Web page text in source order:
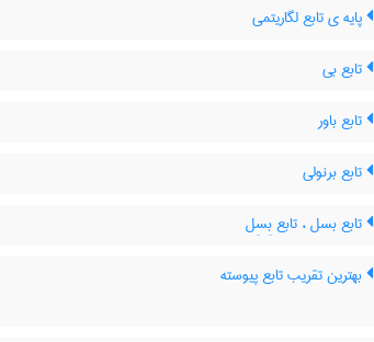
پایه ی تابع لگاریتمی
تابع بی
تابع باور
تابع برنولی
تابع بسل ، تابع بِسِل
بهترین تقریب تابع پیوسته